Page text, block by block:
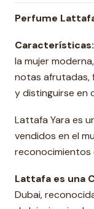
Perfume
Características:
la mujer
notas afrutadas,
y distinguirse en
Lattafa Yara es
vendidos en el
reconocimientos
Lattafa es una
Dubai,